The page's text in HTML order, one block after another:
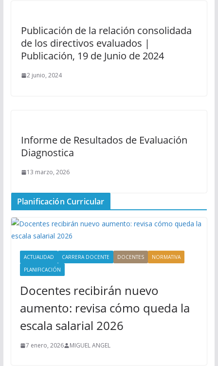
Publicación de la relación consolidada
de los directivos evaluados |
Publicación, 19 de Junio de 2024
2 junio, 2024
Informe de Resultados de Evaluación
Diagnostica
13 marzo, 2026
Planificación Curricular
ACTUALIDAD CARRERA DOCENTE DOCENTES
NORMATIVA
PLANIFICACIÓN
Docentes recibirán nuevo
aumento: revisa cómo queda la
escala salarial 2026
7 enero, 2026 MIGUEL ANGEL